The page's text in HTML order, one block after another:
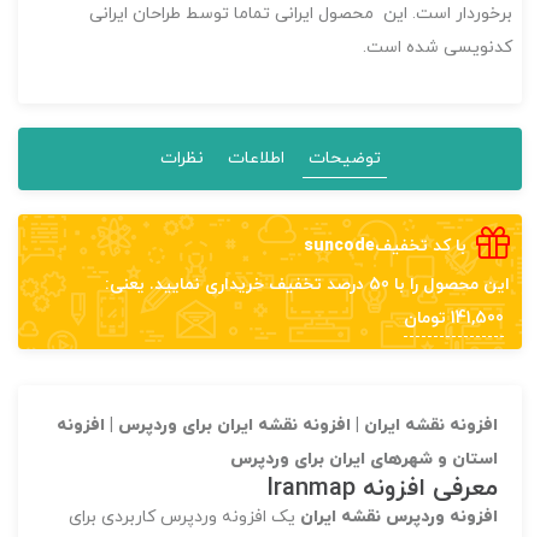
برخوردار است. این محصول ایرانی تماما توسط طراحان ایرانی
کدنویسی شده است.
توضیحات اطلاعات نظرات
با کد تخفیفsuncode
این محصول را با 50 درصد تخفیف خریداری نمایید. یعنی:
141,500 تومان
افزونه نقشه ایران | افزونه نقشه ایران برای وردپرس | افزونه
استان و شهرهای ایران برای وردپرس
معرفی افزونه Iranmap
افزونه وردپرس نقشه ایران یک افزونه وردپرس کاربردی برای